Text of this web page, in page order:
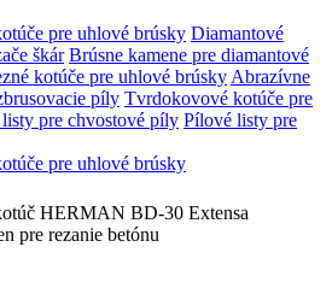
pre uhlové brúsky Diamantové
škár Brúsne kamene pre diamantové
kotúče pre uhlové brúsky Abrazívne
píly Tvrdokovové kotúče pre
pre chvostové píly Pílové listy pre
pre uhlové brúsky